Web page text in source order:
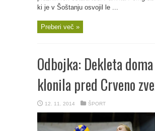
ki je v Šoštanju osvojil le ...
Preberi več »
Odbojka: Dekleta doma
klonila pred Crveno
12. 11. 2014 ŠPORT